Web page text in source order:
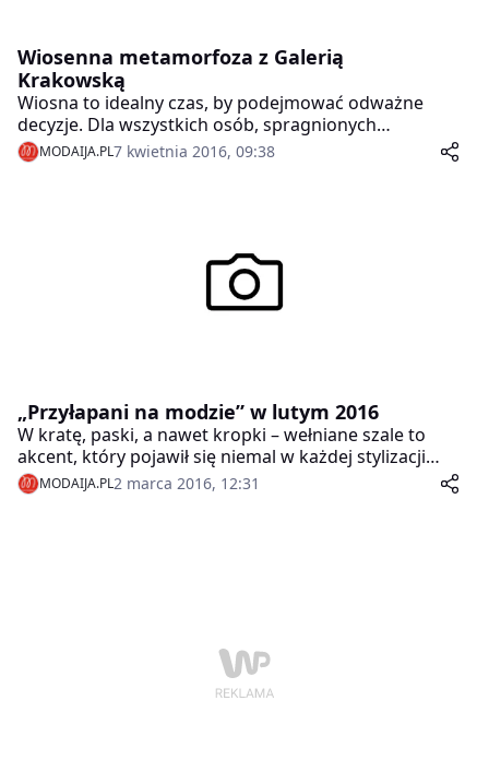
Wiosenna metamorfoza z Galerią
Krakowską
Wiosna to idealny czas, by podejmować odważne
decyzje. Dla wszystkich osób, spragnionych
niezapomnianych wrażeń i pozytywnych zmian,
Galeria Krakowska przygotowała wyjątkowy konkurs.
MODAIJA.PL7 kwietnia 2016, 09:38
„Przyłapani na modzie” w lutym 2016
W kratę, paski, a nawet kropki – wełniane szale to
akcent, który pojawił się niemal w każdej stylizacji
„Przyłapanych na modzie” w lutym. Dzięki temu nawet
pozornie zwyczajny outfit zyskał na oryginalności i nie
MODAIJA.PL2 marca 2016, 12:31